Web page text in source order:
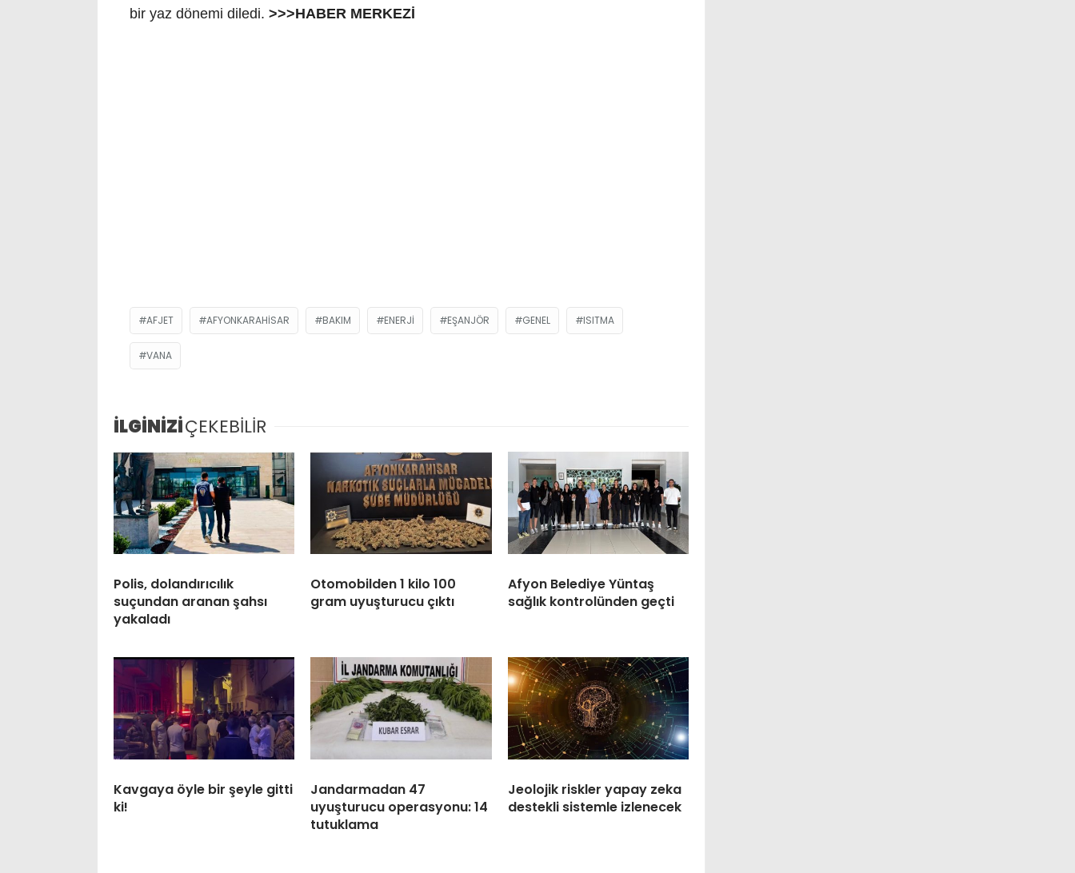
bir yaz dönemi diledi. >>>HABER MERKEZİ
AFJET AFYONKARAHISAR BAKIM ENERJI EŞANJÖR GENEL ISITMA
VANA
İLGİNİZİÇEKEBİLİR
Polis, dolandırıcılık
suçundan aranan şahsı
yakaladı
Otomobilden 1 kilo 100
gram uyuşturucu çıktı
Afyon Belediye Yüntaş
sağlık kontrolünden geçti
Kavgaya öyle bir şeyle gitti
ki!
Jandarmadan 47
uyuşturucu operasyonu: 14
tutuklama
Jeolojik riskler yapay zeka
destekli sistemle izlenecek